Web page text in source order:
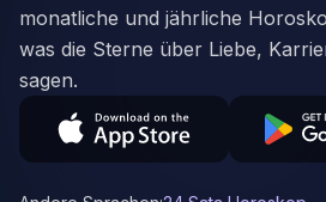
monatliche und jährliche
was die Sterne über Liebe,
sagen.